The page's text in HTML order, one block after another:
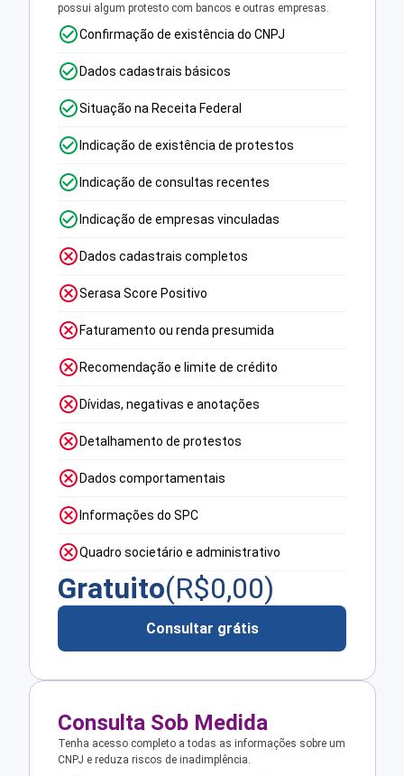
possui algum protesto com bancos e outras empresas.
Confirmação de existência do CNPJ
Dados cadastrais básicos
Situação na Receita Federal
Indicação de existência de protestos
Indicação de consultas recentes
Indicação de empresas vinculadas
Dados cadastrais completos
Serasa Score Positivo
Faturamento ou renda presumida
Recomendação e limite de crédito
Dívidas, negativas e anotações
Detalhamento de protestos
Dados comportamentais
Informações do SPC
Quadro societário e administrativo
Gratuito(R$0,00)
Consultar grátis
Consulta Sob Medida
Tenha acesso completo a todas as informações sobre um
CNPJ e reduza riscos de inadimplência.